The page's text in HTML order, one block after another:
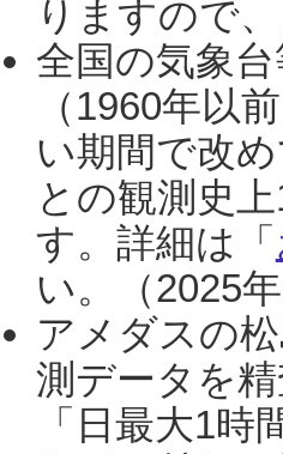
りますので
全国の気象
（1960年以
い期間で改
との観測史
す。詳細は「
い。（2025年
アメダスの
測データを
「日最大1